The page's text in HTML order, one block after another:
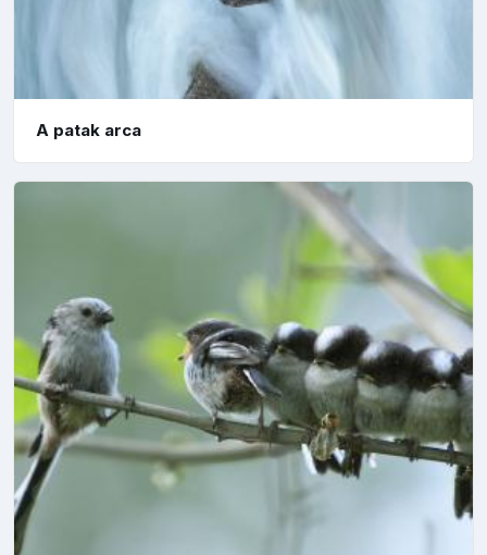
A patak arca